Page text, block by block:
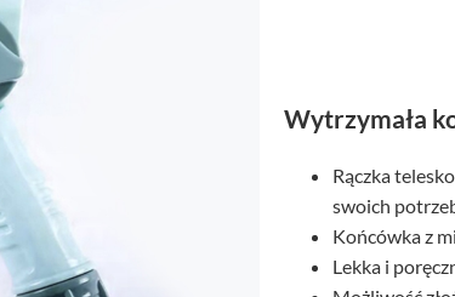
Wytrzymała
Rączka
swoich
Końcówka z
Lekka i